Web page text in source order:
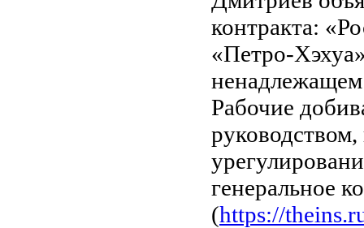
контракта:
«Петро-
ненадлежащем
Рабочие
генеральное
(https://